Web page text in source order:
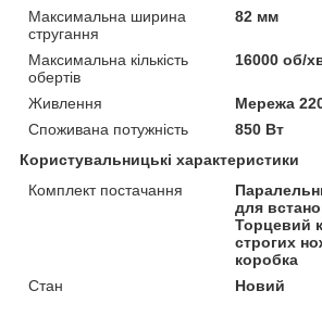
Максимальна ширина
стругання
82 мм
Максимальна кількість
обертів
16000 об/
Живлення
Мережа
Споживана потужність
850 Вт
Користувальницькі характеристики
Комплект постачання
для
Торцевий
строгих
коробка
Стан
Новий